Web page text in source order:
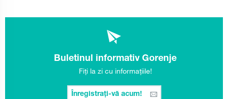
Buletinul informativ Gorenje
Fiți la zi cu informațiile!
Înregistrați-vă acum!